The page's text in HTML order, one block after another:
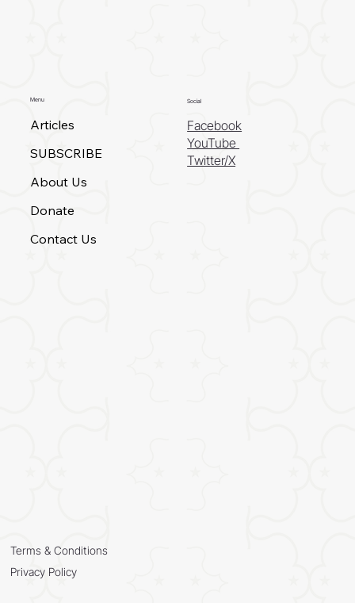
Menu
Articles
SUBSCRIBE
About Us
Donate
Contact Us
Social
Facebook
YouTube
Twitter/X
Terms & Conditions
Privacy Policy